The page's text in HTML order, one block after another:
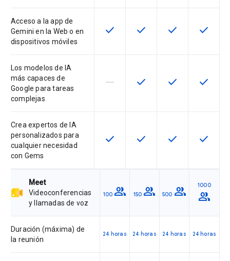
Acceso a la app de
Gemini en la Web o en
dispositivos móviles
Esta función está disponible en
check Esta función está
check Esta función
check Esta
check
Los modelos de IA
más capaces de
Google para tareas
complejas
Esta función no está disponible en
horizontal_rule Esta función está
check Esta función
check Esta
check
Crea expertos de IA
personalizados para
cualquier necesidad
con Gems
Esta función está disponible en
check Esta función está
check Esta función
check Esta
check
Meet
Videoconferencias
y llamadas de voz
100 group 150 group 500 group 1000
group
Duración (máxima) de
la reunión
24 horas 24 horas 24 horas 24 horas